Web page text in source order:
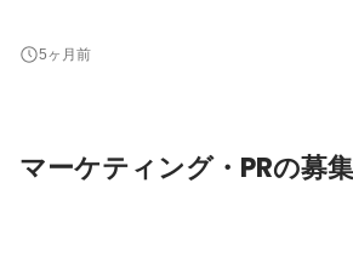
はなく、内容を精査し、最適なアウトプッ
5ヶ月前
マーケティング・PRの募集